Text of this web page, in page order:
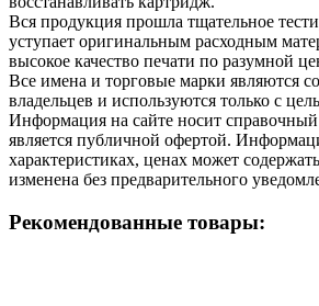
Вся продукция прошла тщательное
уступает оригинальным расходным
высокое качество печати по разумной
Все имена и торговые марки являются
владельцев и используются только с
Информация на сайте носит справочный
является публичной офертой.
характеристиках, ценах может
изменена без предварительного
Рекомендованные товары: